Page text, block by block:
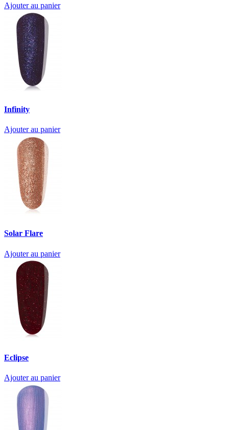
Ajouter au panier
Infinity
Ajouter au panier
Solar Flare
Ajouter au panier
Eclipse
Ajouter au panier